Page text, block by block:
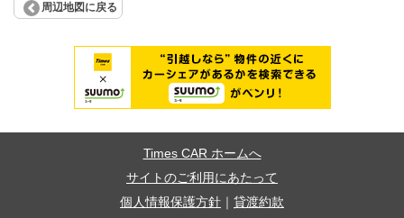
周辺地図に戻る
Times CAR ホームへ
サイトのご利用にあたって
個人情報保護方針
貸渡約款